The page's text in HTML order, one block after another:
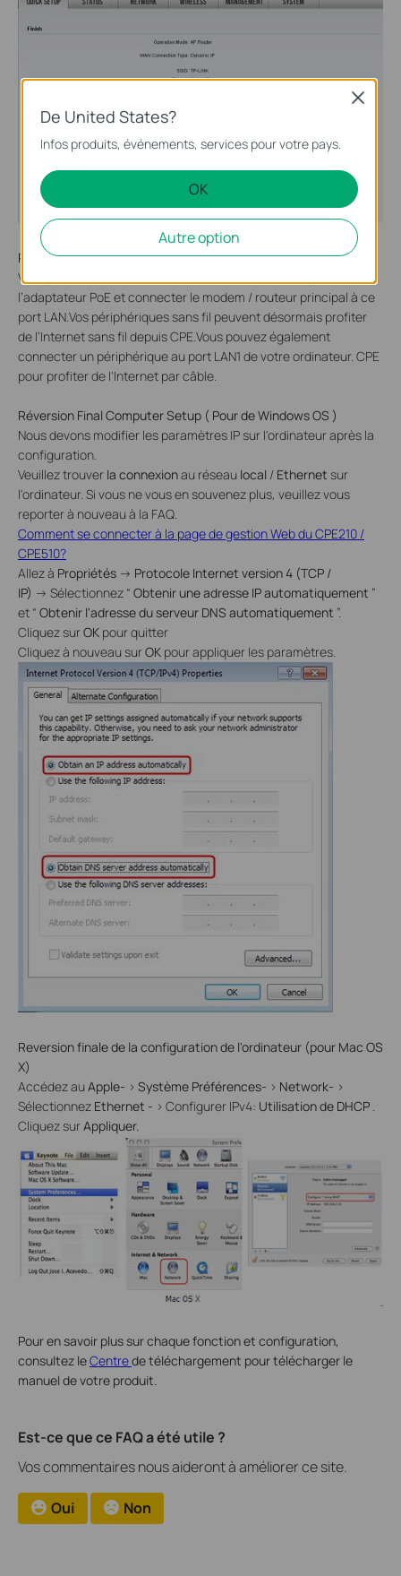
Relocaliser leCPE
Vous pouvez maintenant
débrancher l’ordinateur du port LAN de
l’adaptateur PoE etconnecter le modem / routeur principal à ce
port LAN.Vos périphériques sans fil peuvent désormais profiter
de l’Internet sans fil depuis CPE.Vous pouvez également
connecter un périphérique au port LAN1 de votre ordinateur. CPE
pour profiter de l'Internet par câble.
Réversion Final Computer Setup ( Pour deWindowsOS )
Nous devons modifier les paramètres IP sur l'ordinateur après la
configuration.
Veuillez trouver la connexionau réseau local / Ethernet sur
l'ordinateur. Si vous ne vous en souvenez plus, veuillez vous
reporter à nouveau à la FAQ.
Comment se connecter à la page de gestion Web du CPE210 /
CPE510?
Allez à Propriétés → Protocole Internet version 4 (TCP /
IP) → Sélectionnez “ Obtenir une adresse IP automatiquement ”
et “ Obtenir l'adresse du serveur DNS automatiquement ”.
Cliquez surOK pour quitter
Cliquez à nouveau surOK pour appliquer les paramètres.
Reversion finale de la configuration de l'ordinateur (pour Mac OS
X)
Accédez au Apple- > Système Préférences- > Network- >
Sélectionnez Ethernet - > Configurer IPv4: Utilisation de DHCP
Cliquez surAppliquer.
Pour en savoir plus sur chaque fonction et configuration,
consultez leCentrede téléchargement pour télécharger le
manuel de votre produit.
Est-ce que ce FAQ a été utile ?
Vos commentaires nous aideront à améliorer ce site.
Oui Non
De United States?
Infos produits, événements, services pour votre pays.
OK
Autre option
Close